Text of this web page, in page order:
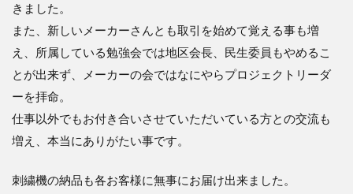
きました。
また、新しいメーカーさんとも取引を始めて覚える事も増
え、所属している勉強会では地区会長、民生委員もやめるこ
とが出来ず、メーカーの会ではなにやらプロジェクトリーダ
ーを拝命。
仕事以外でもお付き合いさせていただいている方との交流も
増え、本当にありがたい事です。
刺繍機の納品も各お客様に無事にお届け出来ました。